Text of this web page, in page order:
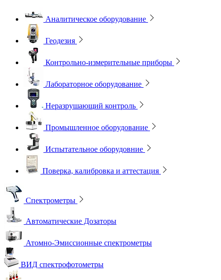
Аналитическое оборудование
Геодезия
Контрольно-измерительные приборы
Лабораторное оборудование
Неразрушающий контроль
Промышленное оборудование
Испытательное оборудовние
Поверка, калибровка и аттестация
Спектрометры
Автоматические Дозаторы
Атомно-Эмиссионные спектрометры
ВИД спектрофотометры